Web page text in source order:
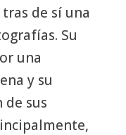
de sí una
Su
una
y su
sus